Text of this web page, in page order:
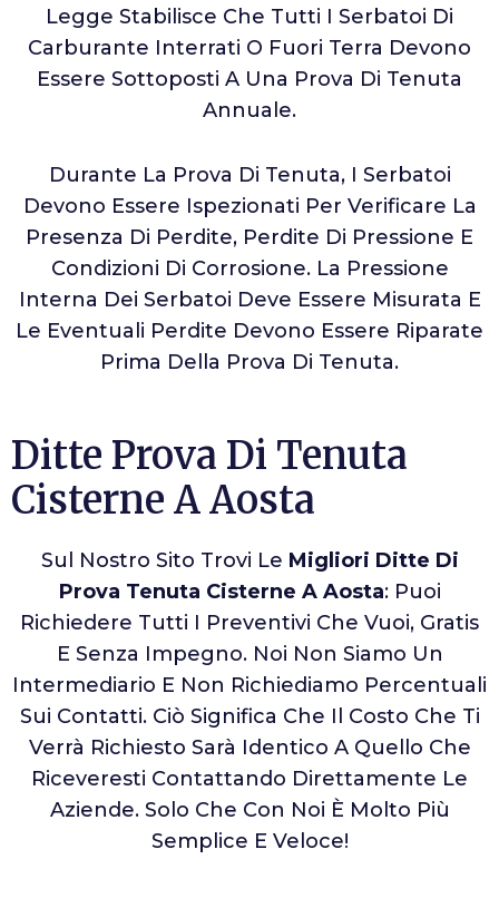
Legge Stabilisce Che Tutti I Serbatoi Di
Carburante Interrati O Fuori Terra Devono
Essere Sottoposti A Una Prova Di Tenuta
Annuale.
Durante La Prova Di Tenuta, I Serbatoi
Devono Essere Ispezionati Per Verificare La
Presenza Di Perdite, Perdite Di Pressione E
Condizioni Di Corrosione. La Pressione
Interna Dei Serbatoi Deve Essere Misurata E
Le Eventuali Perdite Devono Essere Riparate
Prima Della Prova Di Tenuta.
Ditte Prova Di Tenuta
Cisterne A Aosta
Sul Nostro Sito Trovi Le Migliori Ditte Di
Prova Tenuta Cisterne A Aosta: Puoi
Richiedere Tutti I Preventivi Che Vuoi, Gratis
E Senza Impegno. Noi Non Siamo Un
Intermediario E Non Richiediamo Percentuali
Sui Contatti. Ciò Significa Che Il Costo Che Ti
Verrà Richiesto Sarà Identico A Quello Che
Riceveresti Contattando Direttamente Le
Aziende. Solo Che Con Noi È Molto Più
Semplice E Veloce!